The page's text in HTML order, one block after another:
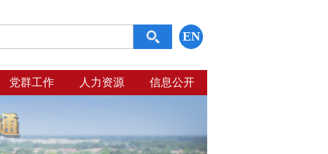
EN
党群工作 人力资源 信息公开